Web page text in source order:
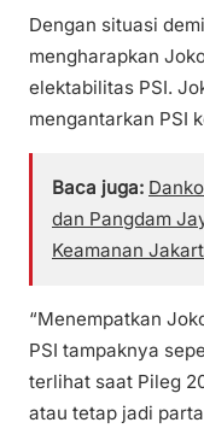
Dengan situasi
mengharapkan
elektabilitas PSI.
mengantarkan PSI
Baca juga:
dan Pangdam
Keamanan
“Menempatkan
PSI tampaknya
terlihat saat Pileg
atau tetap jadi